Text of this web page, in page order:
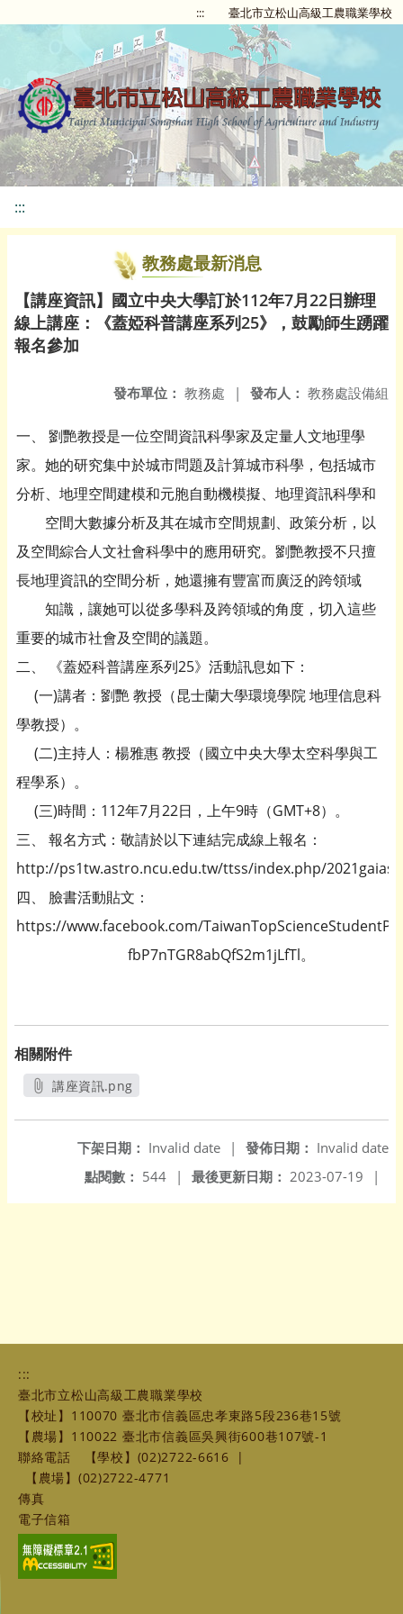
::: 臺北市立松山高級工農職業學校
:::
教務處最新消息
【講座資訊】國立中央大學訂於112年7月22日辦理
線上講座：《蓋婭科普講座系列25》，鼓勵師生踴躍
報名參加
發布人： 教務處設備組
發布單位： 教務處 |
一、 劉艷教授是一位空間資訊科學家及定量人文地理學
家。她的研究集中於城市問題及計算城市科學，包括城市
分析、地理空間建模和元胞自動機模擬、地理資訊科學和
空間大數據分析及其在城市空間規劃、政策分析，以
及空間綜合人文社會科學中的應用研究。劉艷教授不只擅
長地理資訊的空間分析，她還擁有豐富而廣泛的跨領域
知識，讓她可以從多學科及跨領域的角度，切入這些
重要的城市社會及空間的議題。
二、 《蓋婭科普講座系列25》活動訊息如下：
(一)講者：劉艷 教授（昆士蘭大學環境學院 地理信息科
學教授）。
(二)主持人：楊雅惠 教授（國立中央大學太空科學與工
程學系）。
(三)時間：112年7月22日，上午9時（GMT+8）。
三、 報名方式：敬請於以下連結完成線上報名：
http://ps1tw.astro.ncu.edu.tw/ttss/index.php/
四、 臉書活動貼文：
https://www.facebook.com/
fbP7nTGR8abQfS2m1jLfTl。
相關附件
講座資訊.png
發佈日期： Invalid date
下架日期： Invalid date
|
最後更新日期： 2023-07-19 |
點閱數： 544 |
:::
臺北市立松山高級工農職業學校
【校址】110070 臺北市信義區忠孝東路5段236巷15號
【農場】110022 臺北市信義區吳興街600巷107號-1
聯絡電話
【學校】(02)2722-6616
|
【農場】(02)2722-4771
傳真
電子信箱